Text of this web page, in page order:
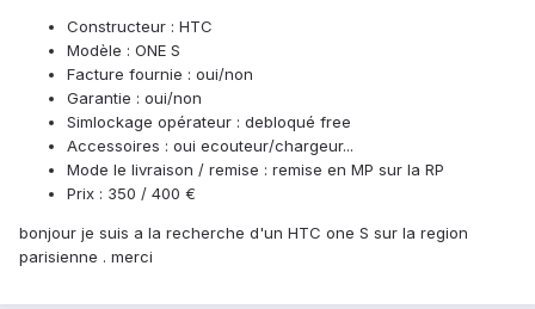
Constructeur : HTC
Modèle : ONE S
Facture fournie : oui/non
Garantie : oui/non
Simlockage opérateur : debloqué free
Accessoires : oui ecouteur/chargeur...
Mode le livraison / remise : remise en MP sur la RP
Prix : 350 / 400 €
bonjour je suis a la recherche d'un HTC one S sur la region
parisienne . merci